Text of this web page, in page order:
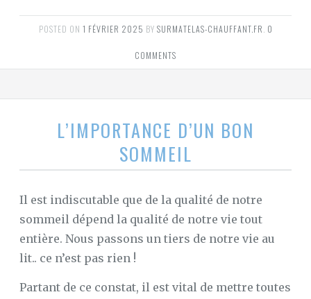
POSTED ON 1 FÉVRIER 2025 BY SURMATELAS-CHAUFFANT.FR 0
COMMENTS
L’IMPORTANCE D’UN BON
SOMMEIL
Il est indiscutable que de la qualité de notre
sommeil dépend la qualité de notre vie tout
entière. Nous passons un tiers de notre vie au
lit.. ce n’est pas rien !
Partant de ce constat, il est vital de mettre toutes